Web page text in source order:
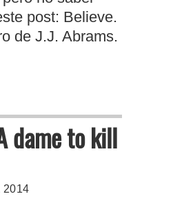
post: Believe.
de J.J. Abrams.
dame to kill
2014